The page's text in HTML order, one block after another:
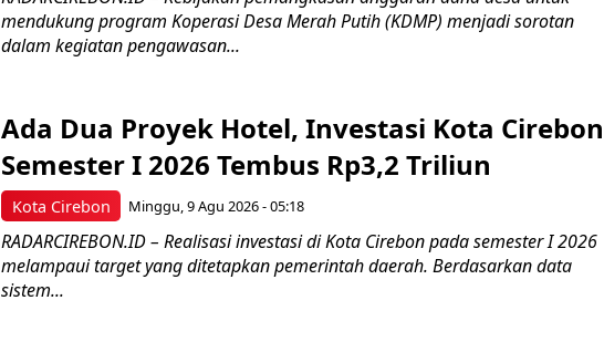
mendukung program Koperasi Desa Merah Putih (KDMP) menjadi sorotan
dalam kegiatan pengawasan...
Kota Cirebon
Ada Dua Proyek Hotel, Investasi Kota Cirebon
Semester I 2026 Tembus Rp3,2 Triliun
Minggu, 9 Agu 2026 - 05:18
RADARCIREBON.ID – Realisasi investasi di Kota Cirebon pada semester I 2026
melampaui target yang ditetapkan pemerintah daerah. Berdasarkan data
sistem...